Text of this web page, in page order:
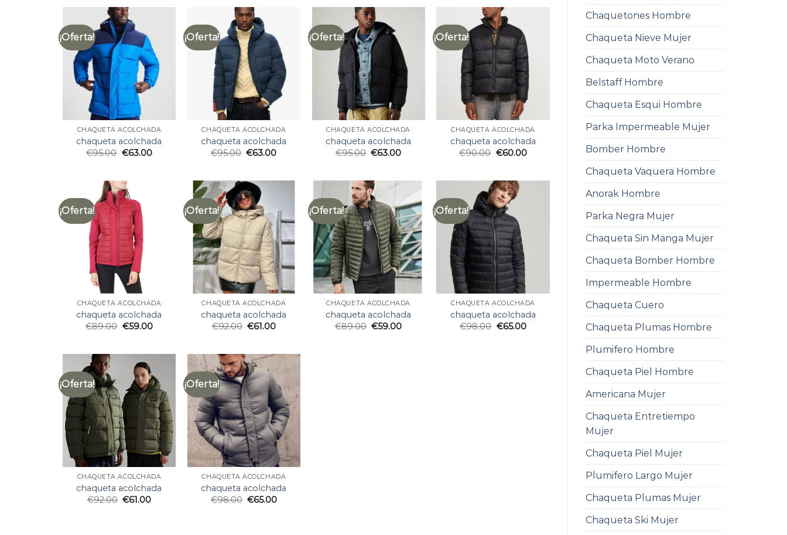
Chaquetones Hombre
Chaqueta Nieve Mujer
Chaqueta Moto Verano
Belstaff Hombre
Chaqueta Esqui Hombre
Parka Impermeable Mujer
Bomber Hombre
Chaqueta Vaquera Hombre
Anorak Hombre
Parka Negra Mujer
Chaqueta Sin Manga Mujer
Chaqueta Bomber Hombre
Impermeable Hombre
Chaqueta Cuero
Chaqueta Plumas Hombre
Plumifero Hombre
Chaqueta Piel Hombre
Americana Mujer
Chaqueta Entretiempo
Mujer
Chaqueta Piel Mujer
Plumifero Largo Mujer
Chaqueta Plumas Mujer
Chaqueta Ski Mujer
¡Oferta!
CHAQUETA ACOLCHADA
chaqueta acolchada
€95.00 €63.00
¡Oferta!
CHAQUETA ACOLCHADA
chaqueta acolchada
€95.00 €63.00
¡Oferta!
CHAQUETA ACOLCHADA
chaqueta acolchada
€95.00 €63.00
¡Oferta!
CHAQUETA ACOLCHADA
chaqueta acolchada
€90.00 €60.00
¡Oferta!
CHAQUETA ACOLCHADA
chaqueta acolchada
€89.00 €59.00
¡Oferta!
CHAQUETA ACOLCHADA
chaqueta acolchada
€92.00 €61.00
¡Oferta!
CHAQUETA ACOLCHADA
chaqueta acolchada
€89.00 €59.00
¡Oferta!
CHAQUETA ACOLCHADA
chaqueta acolchada
€98.00 €65.00
¡Oferta!
CHAQUETA ACOLCHADA
chaqueta acolchada
€92.00 €61.00
¡Oferta!
CHAQUETA ACOLCHADA
chaqueta acolchada
€98.00 €65.00